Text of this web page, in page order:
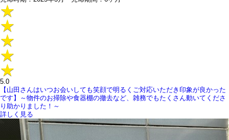
5.0
【山田さんはいつお会いしても笑顔で明るくご対応いただき印象が良かった
です】～物件のお掃除や食器棚の撤去など、雑務でもたくさん動いてくださ
り助かりました！～
詳しく見る